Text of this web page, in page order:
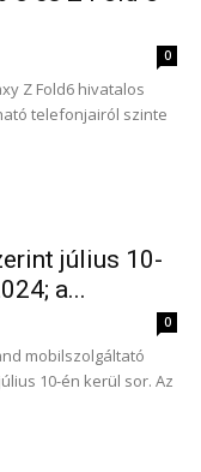
0
Z Fold6 hivatalos
telefonjairól szinte
július 10-
a...
0
mobilszolgáltató
10-én kerül sor. Az